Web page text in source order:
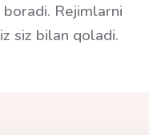
Rejimlarni
siz bilan qoladi.